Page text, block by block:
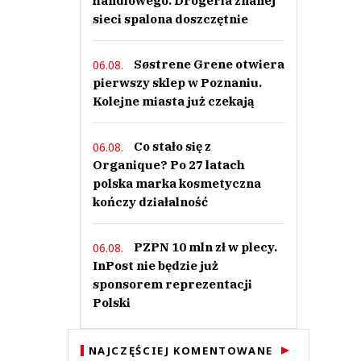
sieci spalona doszczętnie
06.08.
Søstrene Grene otwiera
pierwszy sklep w Poznaniu.
Kolejne miasta już czekają
06.08.
Co stało się z
Organique? Po 27 latach
polska marka kosmetyczna
kończy działalność
06.08.
PZPN 10 mln zł w plecy.
InPost nie będzie już
sponsorem reprezentacji
Polski
NAJCZĘŚCIEJ KOMENTOWANE